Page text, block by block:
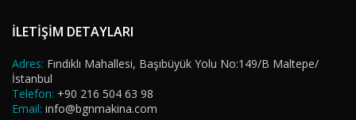
İLETİŞİM DETAYLARI
Adres: Fındıklı Mahallesi, Başıbüyük Yolu No:149/B Maltepe/
İstanbul
Telefon: +90 216 504 63 98
Email: info@bgnmakina.com